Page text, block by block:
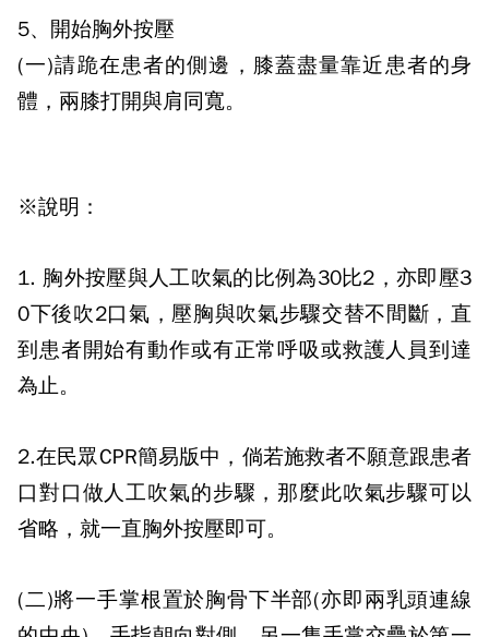
5、開始胸外按壓
(一)請跪在患者的側邊，膝蓋盡量靠近患者的身
體，兩膝打開與肩同寬。
※說明：
1. 胸外按壓與人工吹氣的比例為30比2 ，亦即壓3
0下後吹2口氣，壓胸與吹氣步驟交替不間斷，直
到患者開始有動作或有正常呼吸或救護人員到達
為止。
2.在民眾CPR簡易版中，倘若施救者不願意跟患者
口對口做人工吹氣的步驟，那麼此吹氣步驟可以
省略，就一直胸外按壓即可。
(二)將一手掌根置於胸骨下半部(亦即兩乳頭連線